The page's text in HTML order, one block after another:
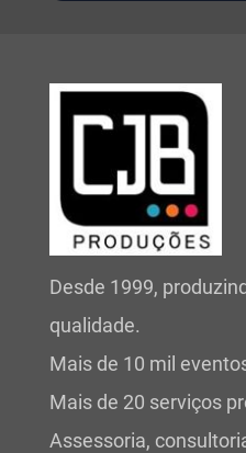
Desde 1999,
qualidade.
Mais de 10 mil
Mais de 20 serviços
Assessoria,